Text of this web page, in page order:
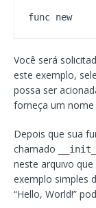
func new
Você será
este exemplo,
possa ser
forneça um
Depois que sua
chamado
neste arquivo
exemplo simples
“Hello, World!”